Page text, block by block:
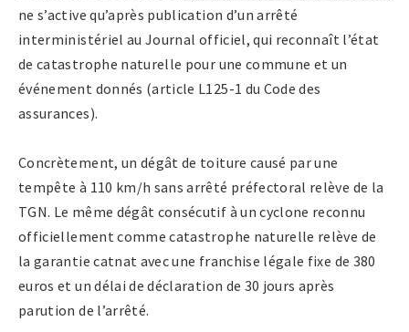
ne s’active qu’après publication d’un arrêté
interministériel au Journal officiel, qui reconnaît l’état
de catastrophe naturelle pour une commune et un
événement donnés (article L125-1 du Code des
assurances).
Concrètement, un dégât de toiture causé par une
tempête à 110 km/h sans arrêté préfectoral relève de la
TGN. Le même dégât consécutif à un cyclone reconnu
officiellement comme catastrophe naturelle relève de
la garantie catnat avec une franchise légale fixe de 380
euros et un délai de déclaration de 30 jours après
parution de l’arrêté.